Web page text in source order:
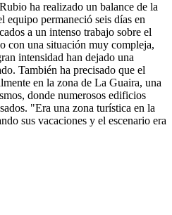
ha realizado un balance de la
equipo permaneció seis días en
a un intenso trabajo sobre el
con una situación muy compleja,
intensidad han dejado una
También ha precisado que el
en la zona de La Guaira, una
donde numerosos edificios
"Era una zona turística en la
sus vacaciones y el escenario era